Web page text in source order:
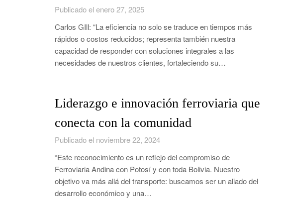
Publicado el enero 27, 2025
Carlos GIll: “La eficiencia no solo se traduce en tiempos más
rápidos o costos reducidos; representa también nuestra
capacidad de responder con soluciones integrales a las
necesidades de nuestros clientes, fortaleciendo su…
Liderazgo e innovación ferroviaria que
conecta con la comunidad
Publicado el noviembre 22, 2024
“Este reconocimiento es un reflejo del compromiso de
Ferroviaria Andina con Potosí y con toda Bolivia. Nuestro
objetivo va más allá del transporte: buscamos ser un aliado del
desarrollo económico y una…